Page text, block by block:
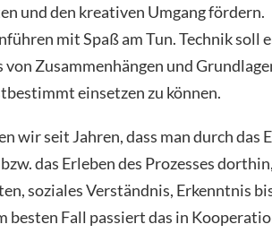
und den kreativen Umgang fördern.
mit Spaß am Tun. Technik soll
Zusammenhängen und
einsetzen zu können.
wir seit Jahren, dass man durch das
das Erleben des Prozesses
soziales Verständnis, Erkenntnis
Fall passiert das in